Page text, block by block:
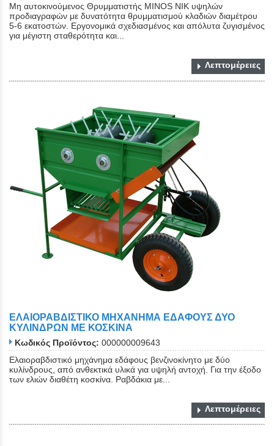
Μη αυτοκινούμενος Θρυμματιστής MINOS NIK υψηλών
προδιαγραφών με δυνατότητα θρυμματισμού κλαδιών διαμέτρου
5-6 εκατοστών. Εργονομικά σχεδιασμένος και απόλυτα ζυγισμένος
για μέγιστη σταθερότητα και...
Λεπτομέρειες
ΕΛΑΙΟΡΑΒΔΙΣΤΙΚΟ ΜΗΧΑΝHΜΑ ΕΔΑΦΟΥΣ ΔΥΟ
ΚΥΛΙΝΔΡΩΝ ΜΕ ΚΟΣΚΙΝΑ
Κωδικός Προϊόντος: 000000009643
Ελαιοραβδιστικό μηχάνημα εδάφους βενζινοκίνητο με δύο
κυλίνδρους, από ανθεκτικά υλικά για υψηλή αντοχή. Για την έξοδο
των ελιών διαθέτη κοσκίνα. Ραβδάκια με...
Λεπτομέρειες